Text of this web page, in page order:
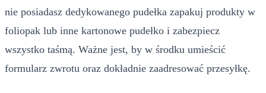
nie posiadasz dedykowanego pudełka zapakuj produkty w
foliopak lub inne kartonowe pudełko i zabezpiecz
wszystko taśmą. Ważne jest, by w środku umieścić
formularz zwrotu oraz dokładnie zaadresować przesyłkę.